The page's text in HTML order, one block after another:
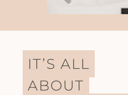
IT’S ALL
ABOUT